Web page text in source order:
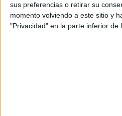
sus preferencias o retirar su
momento volviendo a este sitio y
"Privacidad" en la parte inferior de
tocado fondo, mientras en otros todavía hay margen
un frenazo o parada de la caída en las ventas propias
momento, a nivel general , marcado por unas